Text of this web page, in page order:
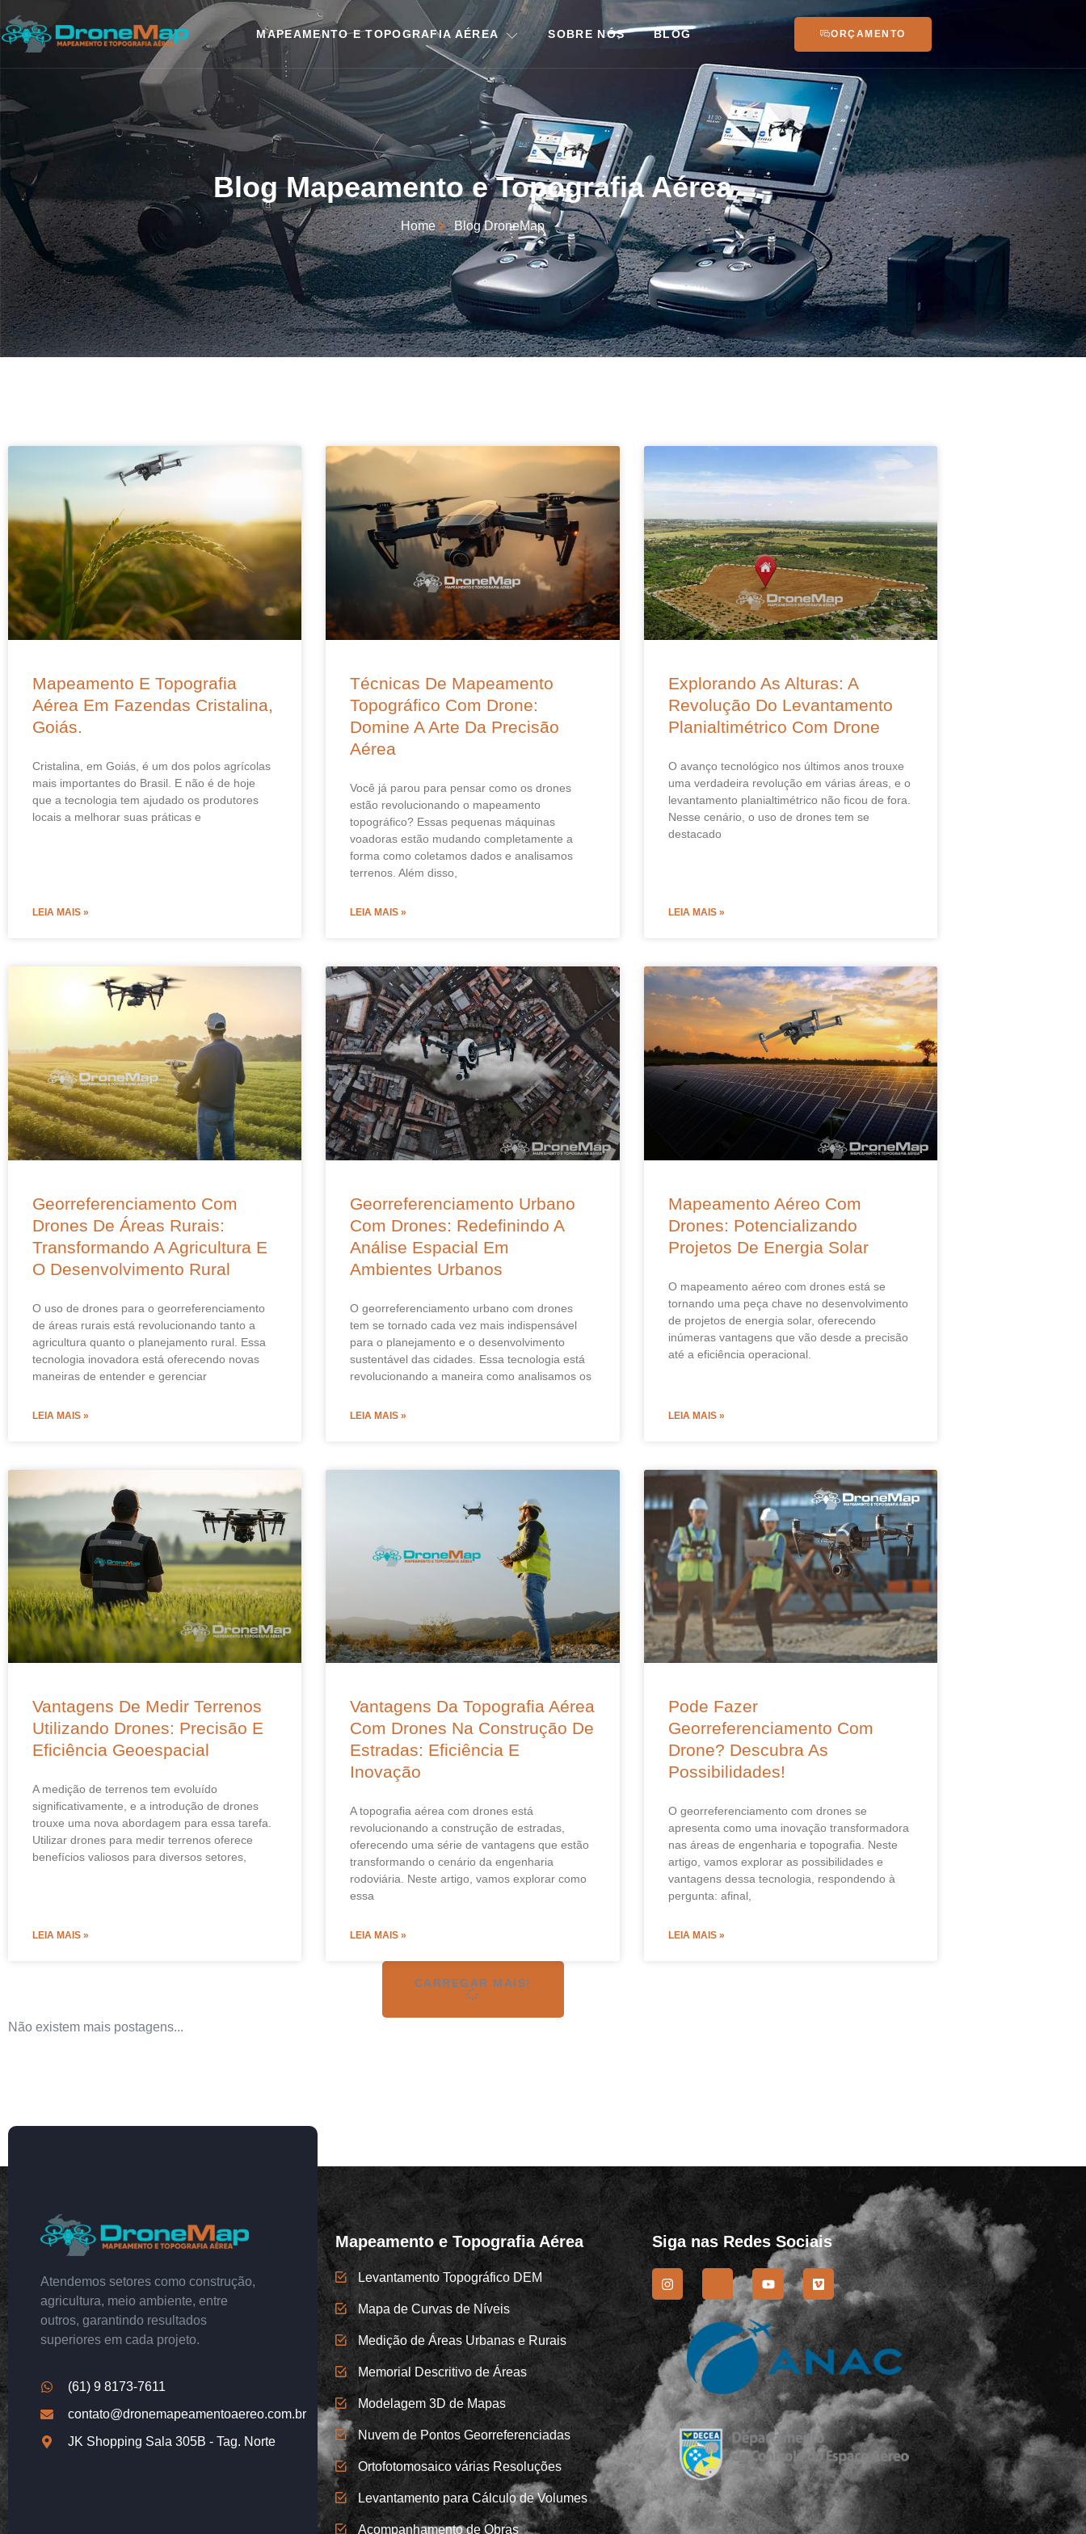
MAPEAMENTO E TOPOGRAFIA AÉREA SOBRE NÓS BLOG ORÇAMENTO
Blog Mapeamento e Topografia Aérea
Home Blog DroneMap
Mapeamento E Topografia
Aérea Em Fazendas Cristalina,
Goiás.
Cristalina, em Goiás, é um dos polos agrícolas
mais importantes do Brasil. E não é de hoje
que a tecnologia tem ajudado os produtores
locais a melhorar suas práticas e
LEIA MAIS »
Técnicas De Mapeamento
Topográfico Com Drone:
Domine A Arte Da Precisão
Aérea
Você já parou para pensar como os drones
estão revolucionando o mapeamento
topográfico? Essas pequenas máquinas
voadoras estão mudando completamente a
forma como coletamos dados e analisamos
terrenos. Além disso,
LEIA MAIS »
Explorando As Alturas: A
Revolução Do Levantamento
Planialtimétrico Com Drone
O avanço tecnológico nos últimos anos trouxe
uma verdadeira revolução em várias áreas, e o
levantamento planialtimétrico não ficou de fora.
Nesse cenário, o uso de drones tem se
destacado
LEIA MAIS »
Georreferenciamento Com
Drones De Áreas Rurais:
Transformando A Agricultura E
O Desenvolvimento Rural
O uso de drones para o georreferenciamento
de áreas rurais está revolucionando tanto a
agricultura quanto o planejamento rural. Essa
tecnologia inovadora está oferecendo novas
maneiras de entender e gerenciar
LEIA MAIS »
Georreferenciamento Urbano
Com Drones: Redefinindo A
Análise Espacial Em
Ambientes Urbanos
O georreferenciamento urbano com drones
tem se tornado cada vez mais indispensável
para o planejamento e o desenvolvimento
sustentável das cidades. Essa tecnologia está
revolucionando a maneira como analisamos os
LEIA MAIS »
Mapeamento Aéreo Com
Drones: Potencializando
Projetos De Energia Solar
O mapeamento aéreo com drones está se
tornando uma peça chave no desenvolvimento
de projetos de energia solar, oferecendo
inúmeras vantagens que vão desde a precisão
até a eficiência operacional.
LEIA MAIS »
Vantagens De Medir Terrenos
Utilizando Drones: Precisão E
Eficiência Geoespacial
A medição de terrenos tem evoluído
significativamente, e a introdução de drones
trouxe uma nova abordagem para essa tarefa.
Utilizar drones para medir terrenos oferece
benefícios valiosos para diversos setores,
LEIA MAIS »
Vantagens Da Topografia Aérea
Com Drones Na Construção De
Estradas: Eficiência E
Inovação
A topografia aérea com drones está
revolucionando a construção de estradas,
oferecendo uma série de vantagens que estão
transformando o cenário da engenharia
rodoviária. Neste artigo, vamos explorar como
essa
LEIA MAIS »
Pode Fazer
Georreferenciamento Com
Drone? Descubra As
Possibilidades!
O georreferenciamento com drones se
apresenta como uma inovação transformadora
nas áreas de engenharia e topografia. Neste
artigo, vamos explorar as possibilidades e
vantagens dessa tecnologia, respondendo à
pergunta: afinal,
LEIA MAIS »
CARREGAR MAIS!
Não existem mais postagens...
Atendemos setores como construção,
agricultura, meio ambiente, entre
outros, garantindo resultados
superiores em cada projeto.
(61) 9 8173-7611
contato@dronemapeamentoaereo.com.br
JK Shopping Sala 305B - Tag. Norte
Mapeamento e Topografia Aérea
Levantamento Topográfico DEM
Mapa de Curvas de Níveis
Medição de Áreas Urbanas e Rurais
Memorial Descritivo de Áreas
Modelagem 3D de Mapas
Nuvem de Pontos Georreferenciadas
Ortofotomosaico várias Resoluções
Levantamento para Cálculo de Volumes
Acompanhamento de Obras
Siga nas Redes Sociais